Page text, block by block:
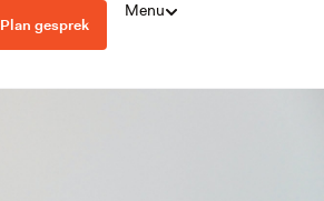
Plan gesprek
Menu